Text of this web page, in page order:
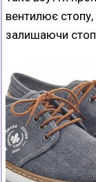
вентилює стопу,
залишаючи